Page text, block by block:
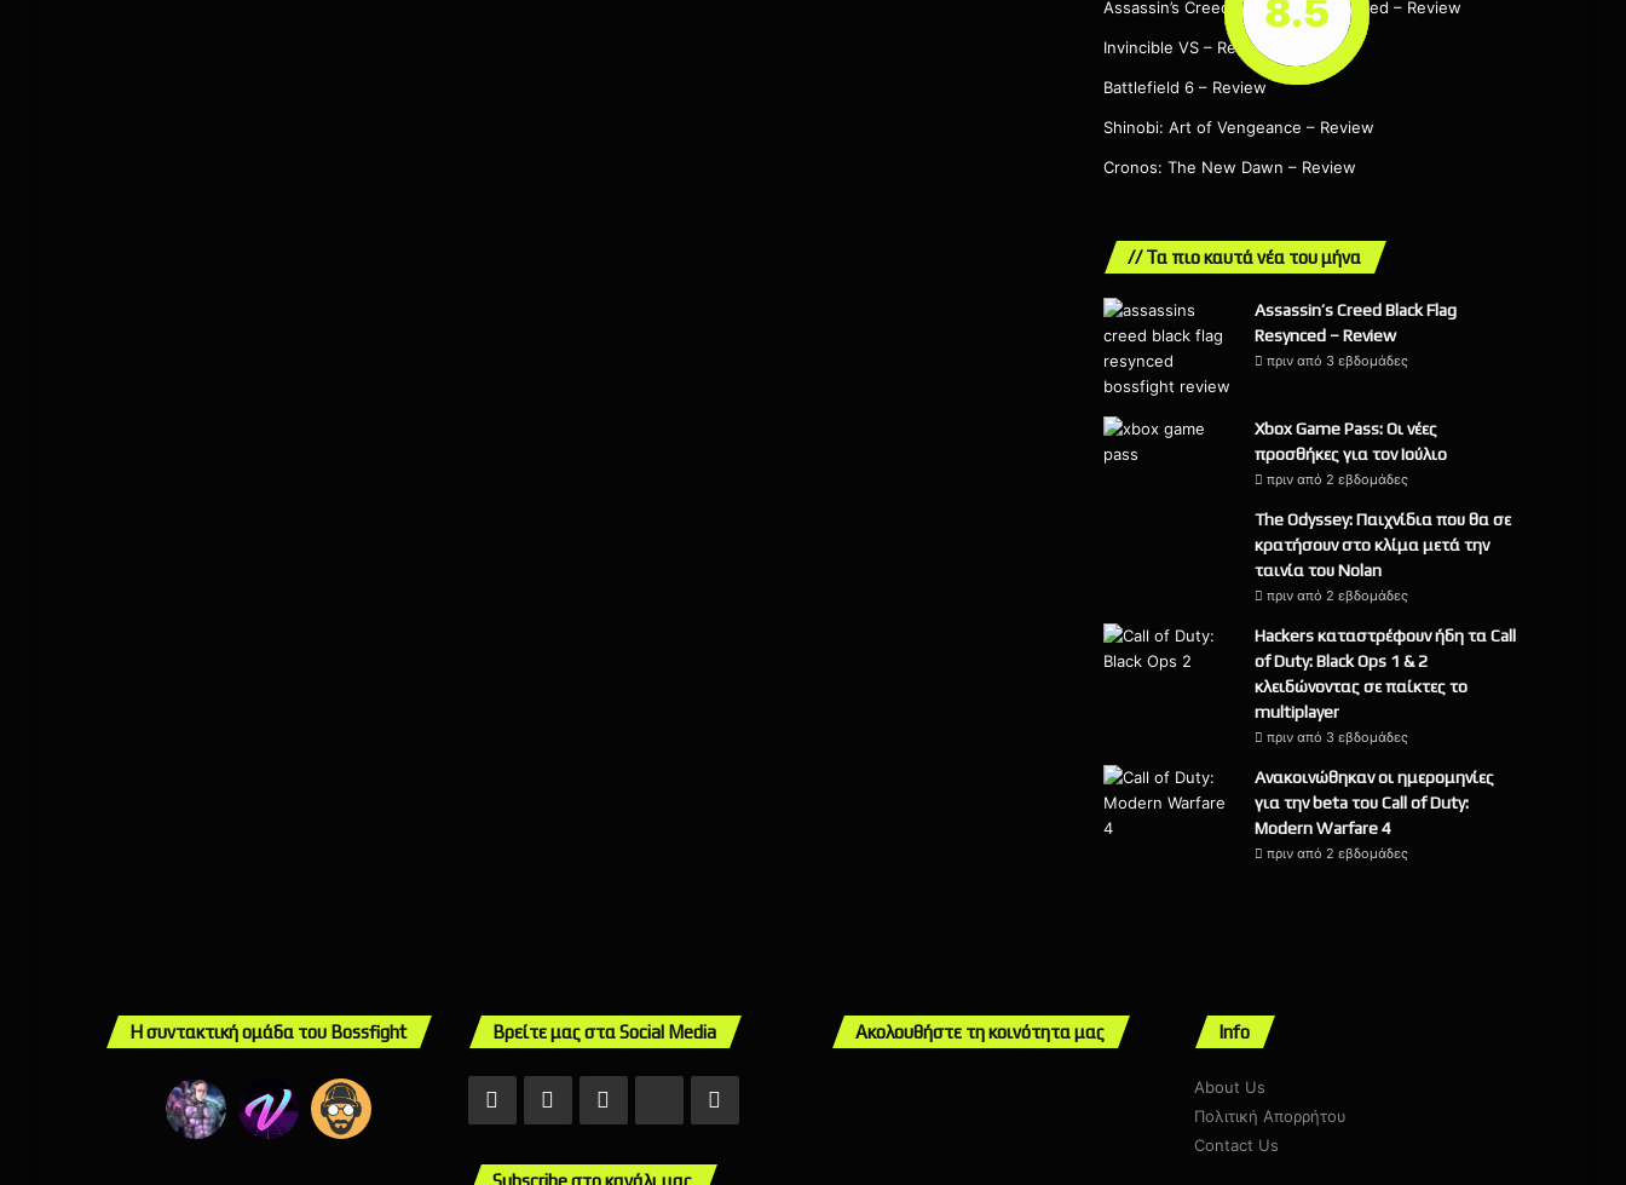
Assassin’s Creed Black Flag Resynced – Review
9
Invincible VS – Review
7
Battlefield 6 – Review
8.5
Shinobi: Art of Vengeance – Review
9
Cronos: The New Dawn – Review
8.5
// Τα πιο καυτά νέα του μήνα
9
Assassin’s Creed Black Flag
Resynced – Review
πριν από 3 εβδομάδες
Xbox Game Pass: Οι νέες
προσθήκες για τον Ιούλιο
πριν από 2 εβδομάδες
The Odyssey: Παιχνίδια που θα σε
κρατήσουν στο κλίμα μετά την
ταινία του Nolan
πριν από 2 εβδομάδες
Hackers καταστρέφουν ήδη τα Call
of Duty: Black Ops 1 & 2
κλειδώνοντας σε παίκτες το
multiplayer
πριν από 3 εβδομάδες
Ανακοινώθηκαν οι ημερομηνίες
για την beta του Call of Duty:
Modern Warfare 4
πριν από 2 εβδομάδες
Η συντακτική ομάδα του Bossfight Βρείτε μας στα Social Media
Facebook InstagramTikTok
Subscribe στο κανάλι μας
Ακολουθήστε τη κοινότητα μας Info
About Us
Πολιτική Απορρήτου
Contact Us